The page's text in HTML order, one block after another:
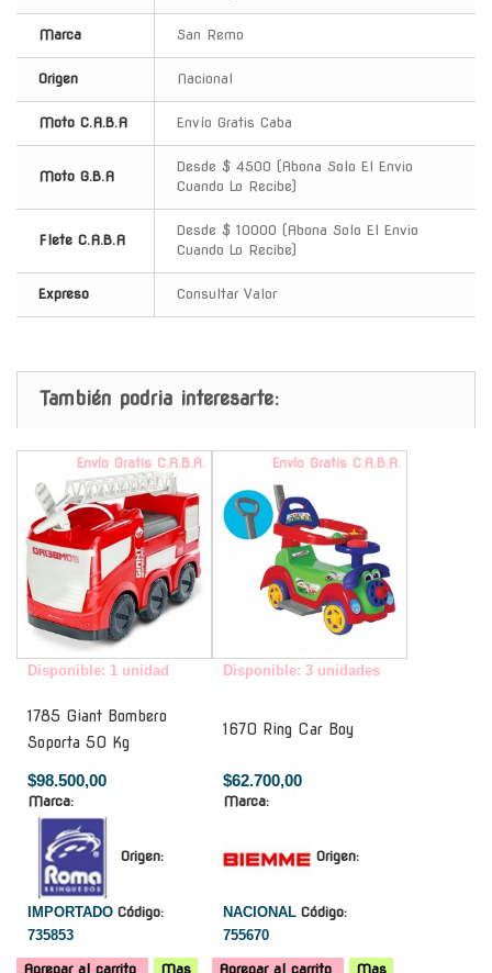
Marca San Remo
Origen Nacional
Moto C.A.B.A Envío Gratis Caba
Moto G.B.A
Desde $ 4500 (Abona Solo El Envio
Cuando Lo Recibe)
Flete C.A.B.A
Desde $ 10000 (Abona Solo El Envio
Cuando Lo Recibe)
Expreso Consultar Valor
También podria interesarte:
Envío Gratis C.A.B.A.
Disponible: 1 unidad
1785 Giant Bombero
Soporta 50 Kg
$98.500,00
Marca:
Origen:
IMPORTADO Código:
735853
Agregar al carrito Mas
Envío Gratis C.A.B.A.
Disponible: 3 unidades
1670 Ring Car Boy
$62.700,00
Marca:
Origen:
NACIONAL Código:
755670
Agregar al carrito Mas